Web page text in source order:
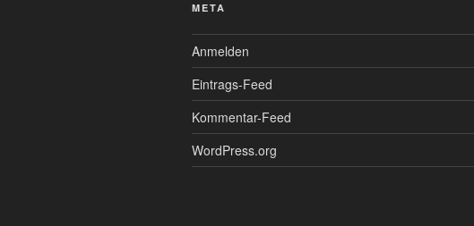
META
Anmelden
Eintrags-Feed
Kommentar-Feed
WordPress.org